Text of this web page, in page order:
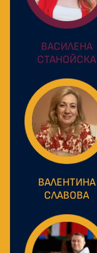
ВАСИЛЕНА
СТАНОЙСКА
ВАЛЕНТИНА
СЛАВОВА